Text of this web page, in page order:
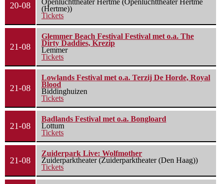
20-08
Openluchttheater Hertme (Openluchttheater Hertme
(Hertme))
Tickets
21-08
Glemmer Beach Festival Festival met o.a. The
Dirty Daddies, Krezip
Lemmer
Tickets
21-08
Lowlands Festival met o.a. Terzij De Horde, Royal
Blood
Biddinghuizen
Tickets
21-08
Badlands Festival met o.a. Bongloard
Lottum
Tickets
21-08
Zuiderpark Live: Wolfmother
Zuiderparktheater (Zuiderparktheater (Den Haag))
Tickets